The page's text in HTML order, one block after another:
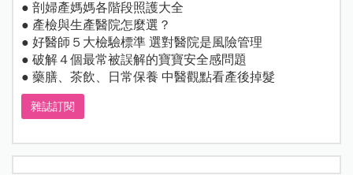
● 剖婦產媽媽各階段照護大全
● 產檢與生產醫院怎麼選？
● 好醫師５大檢驗標準 選對醫院是風險管理
● 破解４個最常被誤解的寶寶安全感問題
● 藥膳、茶飲、日常保養 中醫觀點看產後掉髮
雜誌訂閱